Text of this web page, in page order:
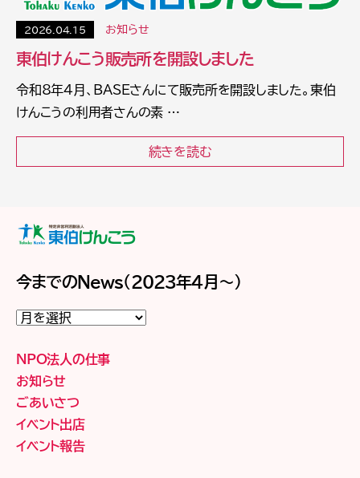
2026.04.15 お知らせ
東伯けんこう販売所を開設しました
令和8年4月、BASEさんにて販売所を開設しました。東伯
けんこうの利用者さんの素 …
続きを読む
今までのNews（2023年4月～）
今
ま
の
News（2023
年
月
～）
NPO法人の仕事
お知らせ
ごあいさつ
イベント出店
イベント報告